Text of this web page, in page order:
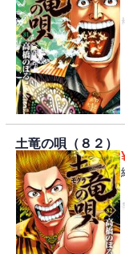
土竜の唄（８２）